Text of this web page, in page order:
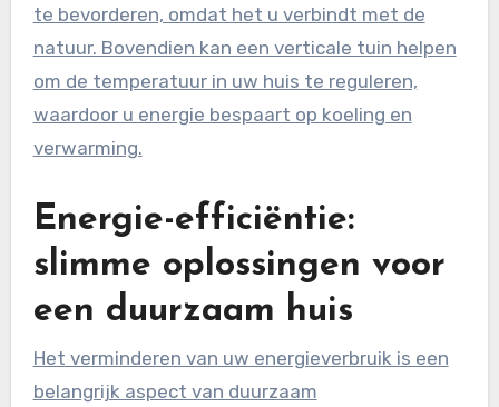
te bevorderen, omdat het u verbindt met de
natuur. Bovendien kan een verticale tuin helpen
om de temperatuur in uw huis te reguleren,
waardoor u energie bespaart op koeling en
verwarming.
Energie-efficiëntie:
slimme oplossingen voor
een duurzaam huis
Het verminderen van uw energieverbruik is een
belangrijk aspect van duurzaam